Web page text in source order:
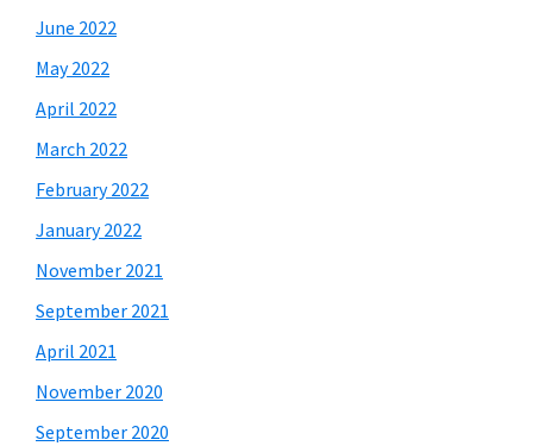
June 2022
May 2022
April 2022
March 2022
February 2022
January 2022
November 2021
September 2021
April 2021
November 2020
September 2020